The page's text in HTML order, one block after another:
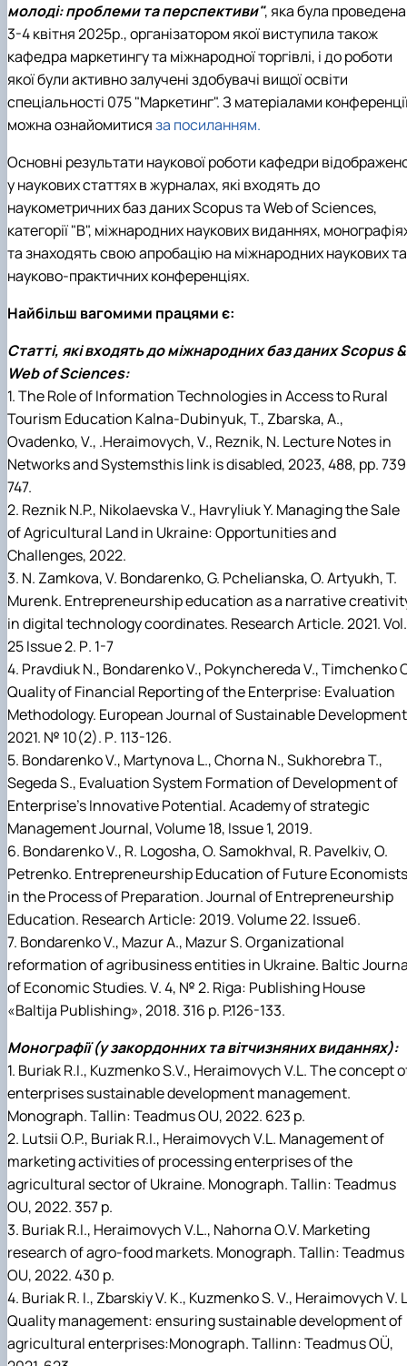
молоді: проблеми та перспективи", яка була проведена
3-4 квітня 2025р., організатором якої виступила також
кафедра маркетингу та міжнародної торгівлі, і до роботи
якої були активно залучені здобувачі вищої освіти
спеціальності 075 "Маркетинг". З матеріалами
можна ознайомитисяза посиланням.
Основні результати наукової роботи кафедри
у наукових статтях в журналах, які входять до
наукометричних баз даних Scopus та Web of Sciences,
категорії "B", міжнародних наукових виданнях,
та знаходять свою апробацію на міжнародних наукових та
науково-практичних конференціях.
Найбільш вагомими працями є:
Статті, які входять до міжнародних баз даних Scopus &
Web of Sciences:
1. The Role of Information Technologies in Access to Rural
Tourism Education Kalna-Dubinyuk, T., Zbarska, A.,
Ovadenko, V., .Heraimovych, V., Reznik, N. Lecture Notes in
Networks and Systemsthis link is disabled, 2023, 488, pp.
747.
2. Reznik N.P., Nikolaevska V., Havryliuk Y. Managing the Sale
of Agricultural Land in Ukraine: Opportunities and
Challenges, 2022.
3. N. Zamkova, V. Bondarenko, G. Pchelianska, O. Artyukh, T.
Murenk. Entrepreneurship education as a narrative
in digital technology coordinates. Research Article. 2021. Vol.
25 Issue 2. Р. 1-7
4. Pravdiuk N., Bondarenko V., Pokynchereda V., Timchenko
Quality of Financial Reporting of the Enterprise: Evaluation
Methodology. European Journal of Sustainable
2021. № 10(2). Р. 113-126.
5. Bondarenko V., Martynova L., Chorna N., Sukhorebra T.,
Segeda S., Evaluation System Formation of Development of
Enterprise’s Innovative Potential. Academy of strategic
Management Journal, Volume 18, Issue 1, 2019.
6. Bondarenko V., R. Logosha, O. Samokhval, R. Pavelkiv, O.
Petrenko. Entrepreneurship Education of Future Economists
in the Process of Preparation. Journal of Entrepreneurship
Education. Research Article: 2019. Volume 22. Issue6.
7. Bondarenko V., Mazur A., Mazur S. Organizational
reformation of agribusiness entities in Ukraine. Baltic
of Economic Studies. V. 4, № 2. Riga: Publishing House
«Baltija Publishing», 2018. 316 p. P.126-133.
Монографії (у закордонних та вітчизняних виданнях):
1. Вuriak R.I., Kuzmenko S.V., Heraimovych V.L. The concept
enterprises sustainable development management.
Monograph. Tallin: Teadmus OU, 2022. 623 p.
2. Lutsii O.P., Buriak R.I., Heraimovych V.L. Management of
marketing activities of processing enterprises of the
agricultural sector of Ukraine. Monograph. Tallin: Teadmus
OU, 2022. 357 p.
3. Buriak R.I., Heraimovych V.L., Nahorna O.V. Marketing
research of agro-food markets. Monograph. Tallin: Teadmus
OU, 2022. 430 p.
4. Buriak R. I., Zbarskiy V. K., Kuzmenko S. V., Heraimovych V.
Quality management: ensuring sustainable development of
agricultural enterprises:Monograph. Tallinn: Teadmus OÜ,